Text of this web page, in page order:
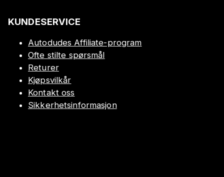
KUNDESERVICE
Autodudes Affiliate-program
Ofte stilte spørsmål
Returer
Kjøpsvilkår
Kontakt oss
Sikkerhetsinformasjon